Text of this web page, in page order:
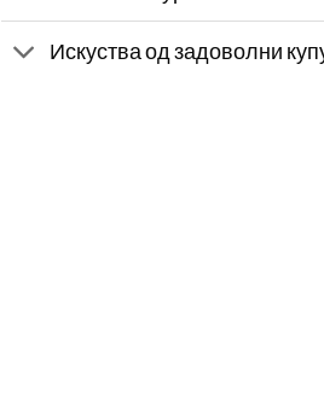
Искуства од задоволни